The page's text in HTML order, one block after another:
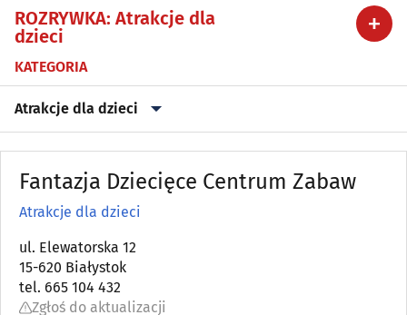
ROZRYWKA: Atrakcje dla
dzieci
KATEGORIA
Atrakcje dla dzieci
Artystyczne agencje(5)
Atrakcje dla dzieci(46)
Bilard(4)
Dj na wesele (0)
Fantazja Dziecięce Centrum Zabaw
Atrakcje dla dzieci
ul. Elewatorska 12
15-620 Białystok
tel. 665 104 432
Zgłoś do aktualizacji